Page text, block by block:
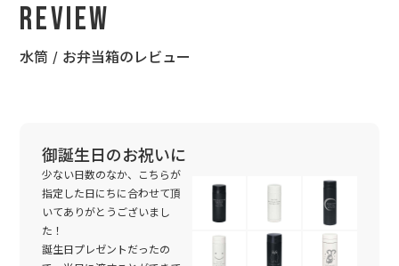
Review
水筒 / お弁当箱のレビュー
御誕生日のお祝いに
少ない日数のなか、こちらが
指定した日にちに合わせて頂
いてありがとうございまし
た！
誕生日プレゼントだったの